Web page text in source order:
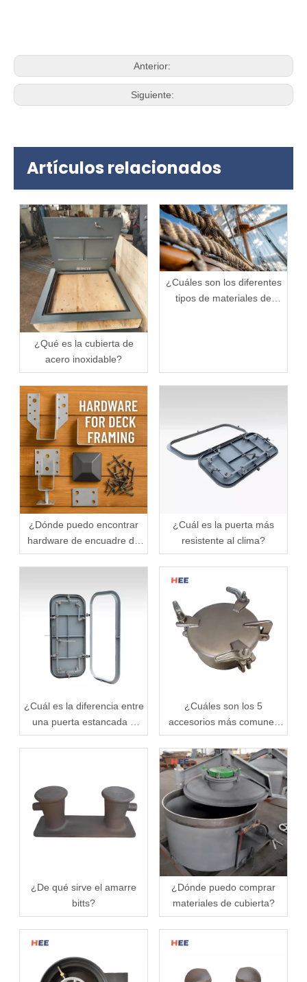
Anterior:
Siguiente:
Artículos relacionados
¿Qué es la cubierta de
acero inoxidable?
¿Cuáles son los diferentes
tipos de materiales de
¿Dónde puedo encontrar
hardware de encuadre de
mazo?
¿Cuál es la puerta más
resistente al clima?
¿Cuál es la diferencia entre
una puerta estancada y
una puerta de innovación?
¿Cuáles son los 5
accesorios más comunes
que se encuentran en la
cubierta meteorológica?
¿De qué sirve el amarre
bitts?
¿Dónde puedo comprar
materiales de cubierta?